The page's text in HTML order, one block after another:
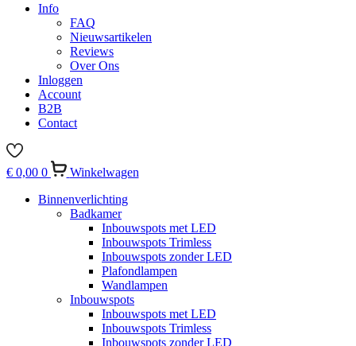
Info
FAQ
Nieuwsartikelen
Reviews
Over Ons
Inloggen
Account
B2B
Contact
€ 0,00 0
Winkelwagen
Binnenverlichting
Badkamer
Inbouwspots met LED
Inbouwspots Trimless
Inbouwspots zonder LED
Plafondlampen
Wandlampen
Inbouwspots
Inbouwspots met LED
Inbouwspots Trimless
Inbouwspots zonder LED